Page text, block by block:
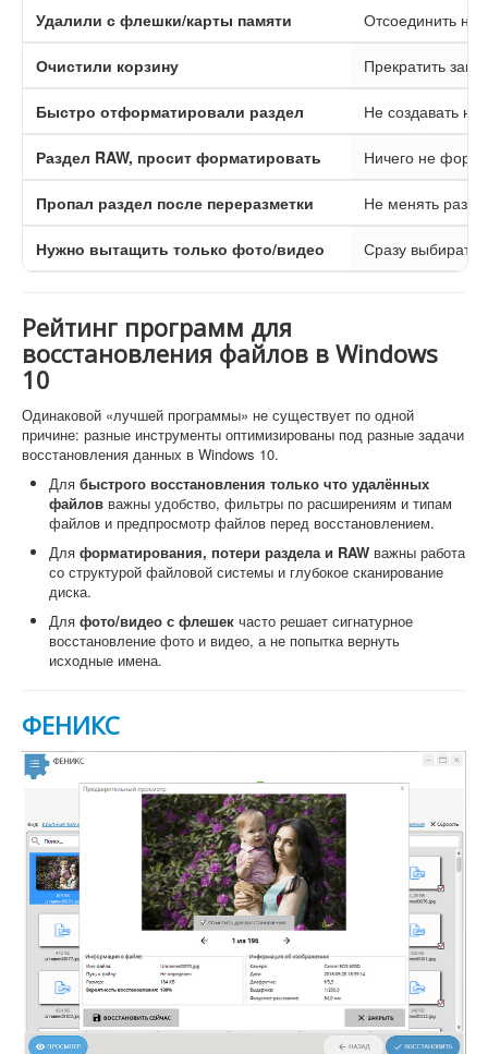
Удалили с флешки/карты памяти Отсоединить
Очистили корзину Прекратить
Быстро отформатировали раздел Не создавать
Раздел RAW, просит форматировать Ничего не
Пропал раздел после переразметки Не менять
Нужно вытащить только фото/видео Сразу выбирать
Рейтинг программ для
восстановления файлов в Windows
10
Одинаковой «лучшей программы» не существует по одной
причине: разные инструменты оптимизированы под разные задачи
восстановления данных в Windows 10.
Для быстрого восстановления только что удалённых
файлов важны удобство, фильтры по расширениям и типам
файлов и предпросмотр файлов перед восстановлением.
Для форматирования, потери раздела и RAW важны работа
со структурой файловой системы и глубокое сканирование
диска.
Для фото/видео с флешек часто решает сигнатурное
восстановление фото и видео, а не попытка вернуть
исходные имена.
ФЕНИКС